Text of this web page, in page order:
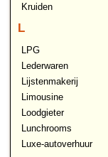
Kruiden
L
LPG
Lederwaren
Lijstenmakerij
Limousine
Loodgieter
Lunchrooms
Luxe-autoverhuur